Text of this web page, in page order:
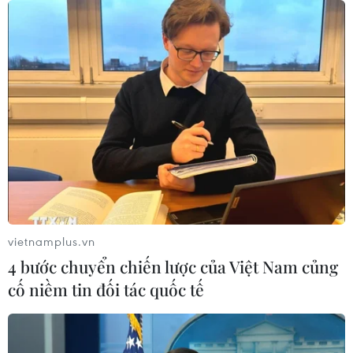
toàn cầu năm 2030
08/08/2026 02:11
Cần Thơ thúc đẩy hợp tác du lịch với
đối tác Hàn Quốc
07/08/2026 12:46
Hàn Quốc áp dụng ưu đãi thuế hỗ
trợ 6 ngành công nghiệp chiến lược
07/08/2026 10:21
Trung Quốc hoàn thành bản đồ địa
chất mới của toàn bộ Mặt Trăng
vietnamplus.vn
4 bước chuyển chiến lược của Việt Nam củng
cố niềm tin đối tác quốc tế